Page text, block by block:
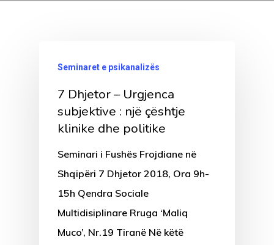
Seminaret e psikanalizës
7 Dhjetor – Urgjenca
subjektive : një çështje
klinike dhe politike
Seminari i Fushës Frojdiane në
Shqipëri 7 Dhjetor 2018, Ora 9h-
15h Qendra Sociale
Multidisiplinare Rruga ‘Maliq
Muco’, Nr.19 Tiranë Në këtë